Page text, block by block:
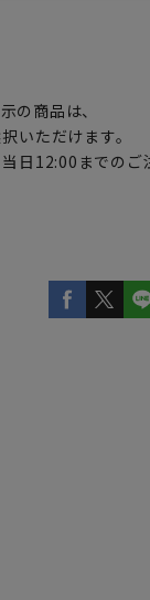
の商品は、
いただけます。
日12:00までの